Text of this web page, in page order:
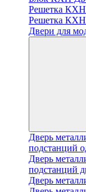
Решетка КХН
Решетка КХН
Двери для
Дверь
подстанций
Дверь
подстанций
Дверь